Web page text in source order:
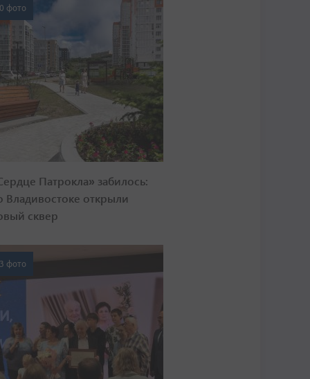
фото
Патрокла» забилось:
Владивостоке открыли
сквер
фото